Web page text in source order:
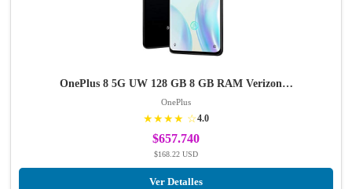
OnePlus 8 5G UW 128 GB 8 GB RAM Verizon…
OnePlus
★★★★ ☆4.0
$657.740
$168.22 USD
Ver Detalles